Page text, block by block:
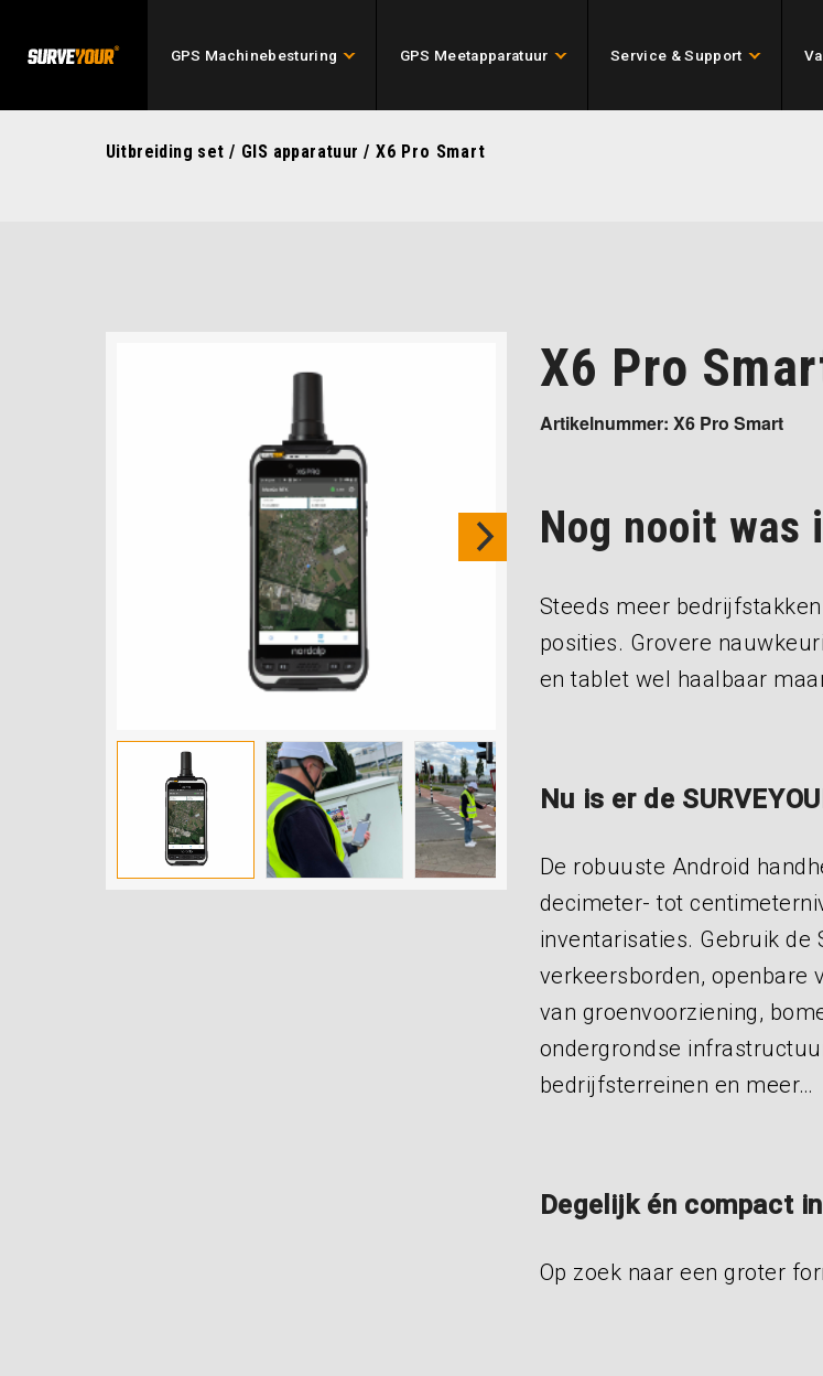
GPS Machinebesturing GPS Meetapparatuur Service & Support
Uitbreiding set / GIS apparatuur / X6 Pro Smart
X6 Pro
Artikelnummer: X6 Pro Smart
Nog nooit
Steeds meer
posities. Grovere
en tablet wel haalbaar
Nu is er de
De robuuste Android
decimeter- tot
inventarisaties. Gebruik de
verkeersborden, openbare
van groenvoorziening,
ondergrondse
bedrijfsterreinen en meer…
Degelijk én compact
Op zoek naar een groter